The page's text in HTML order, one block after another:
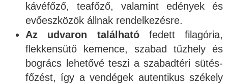
kávéfőző, teafőző, valamint edények és
evőeszközök állnak rendelkezésre.
Az udvaron találhatófedett filagória,
flekkensütő kemence, szabad tűzhely és
bogrács lehetővé teszi a szabadtéri sütés-
főzést, így a vendégek autentikus székely